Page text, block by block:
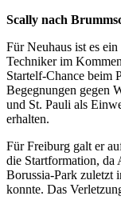
Scally nach
Für Neuhaus ist es
Techniker im
Startelf-Chance beim
Begegnungen gegen
und St. Pauli als
erhalten.
Für Freiburg galt er
die Startformation, da
Borussia-Park zuletzt
konnte. Das